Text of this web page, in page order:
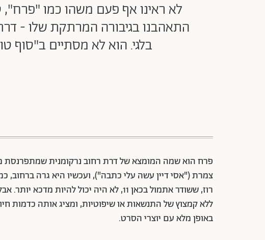
התאהבנו בגיבורה המרתקת שלו -
בלגי. הוא לא מסתיים ב"סוף
פרח הוא שמה המומצא של דרת רחוב נרקומנית שמתפרנסת
צמרת ("אסי דיין עשה עלי כתבה"), ועכשיו היא גרה ברחוב,
רוז, ששודר אתמול בכאן 11, לא היה יכול
ללא קמצוץ של התנשאות או שיפוטיות, ומציג אותה כדמות
באופן מלא עם יוצרי הסרט.